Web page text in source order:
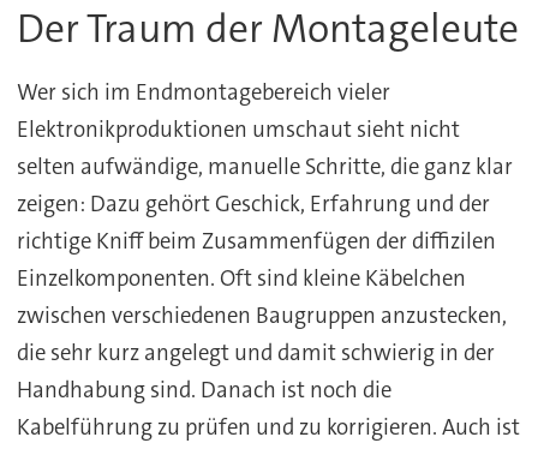
Der Traum der Montageleute
Wer sich im Endmontagebereich vieler
Elektronikproduktionen umschaut sieht nicht
selten aufwändige, manuelle Schritte, die ganz klar
zeigen: Dazu gehört Geschick, Erfahrung und der
richtige Kniff beim Zusammenfügen der diffizilen
Einzelkomponenten. Oft sind kleine Käbelchen
zwischen verschiedenen Baugruppen anzustecken,
die sehr kurz angelegt und damit schwierig in der
Handhabung sind. Danach ist noch die
Kabelführung zu prüfen und zu korrigieren. Auch ist